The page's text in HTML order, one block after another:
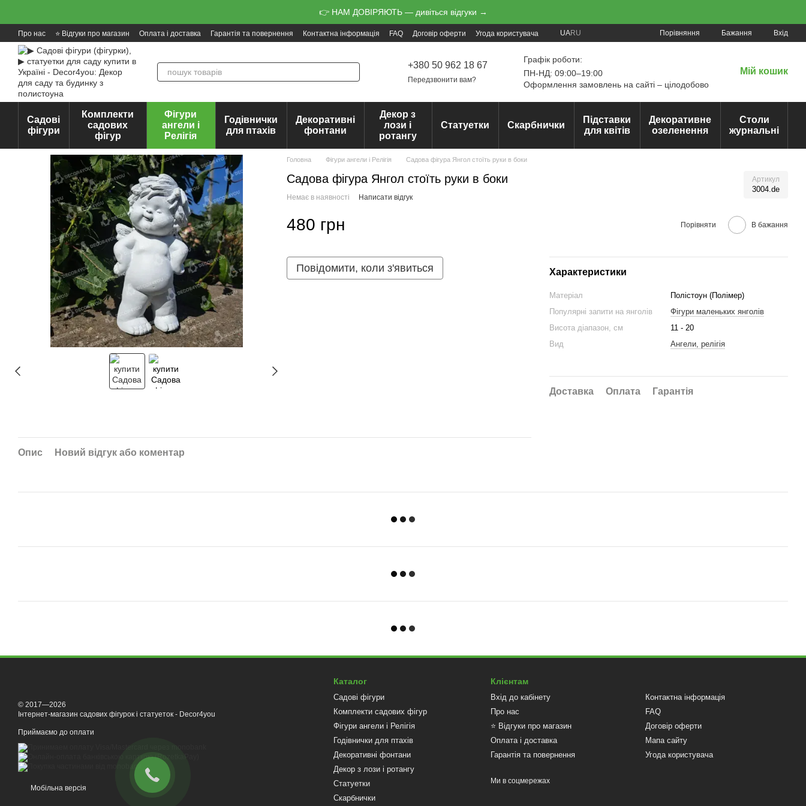
👉 НАМ ДОВІРЯЮТЬ — дивіться відгуки →
Про нас ⭐ Відгуки про магазин Оплата і доставка Гарантія та повернення Контактна інформація FAQ Договір оферти Угода користувача UARU Порівняння Бажання Вхід
+380 50 962 18 67
Передзвонити вам?
Графік роботи:
ПН-НД: 09:00–19:00
Оформлення замовлень на сайті – цілодобово
Мій кошик
Садові
фігури
Комплекти
садових
фігур
Фігури
ангели і
Релігія
Годівнички
для птахів
Декоративні
фонтани
Декор з
лози і
ротангу
Статуетки Скарбнички
Підставки
для квітів
Декоративне
озеленення
Столи
журнальні
Головна Фігури ангели і Релігія Садова фігура Янгол стоїть руки в боки
Садова фігура Янгол стоїть руки в боки Артикул
3004.de
Немає в наявності Написати відгук
480 грн Порівняти В бажання
Повідомити, коли з'явиться Характеристики
Матеріал
Полістоун (Полімер)
Популярні запити на янголів
Фігури маленьких янголів
Висота діапазон, см
11 - 20
Вид
Ангели, релігія
Доставка Оплата Гарантія
Опис Новий відгук або коментар
© 2017—2026
Інтернет-магазин садових фігурок і статуеток - Decor4you
Приймаємо до оплати
Мобільна версія
Каталог
Садові фігури
Комплекти садових фігур
Фігури ангели і Релігія
Годівнички для птахів
Декоративні фонтани
Декор з лози і ротангу
Статуетки
Скарбнички
Клієнтам
Вхід до кабінету
Про нас
⭐ Відгуки про магазин
Оплата і доставка
Гарантія та повернення
Контактна інформація
FAQ
Договір оферти
Мапа сайту
Угода користувача
Ми в соцмережах